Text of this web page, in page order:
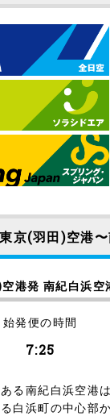
東京(羽田)空港
港発 南紀白浜空
始発便の時間
7:25
る南紀白浜空港
白浜町の中心部